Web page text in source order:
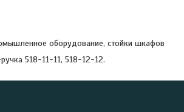
оборудование, стойки шкафов
518-11-11, 518-12-12.